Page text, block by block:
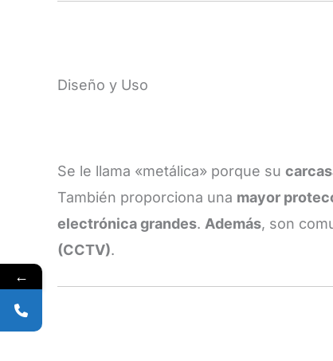
Diseño y Uso
Se le llama «metálica» porque su
También proporciona una mayor
electrónica grandes. Además, son
(CCTV).
←